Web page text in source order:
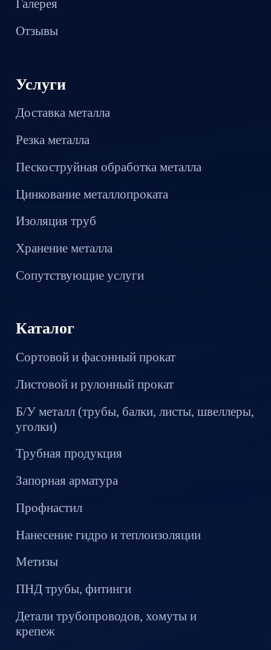
Галерея
Отзывы
Услуги
Доставка металла
Резка металла
Пескоструйная обработка металла
Цинкование металлопроката
Изоляция труб
Хранение металла
Сопутствующие услуги
Каталог
Сортовой и фасонный прокат
Листовой и рулонный прокат
Б/У металл (трубы, балки, листы, швеллеры,
уголки)
Трубная продукция
Запорная арматура
Профнастил
Нанесение гидро и теплоизоляции
Метизы
ПНД трубы, фитинги
Детали трубопроводов, хомуты и
крепеж